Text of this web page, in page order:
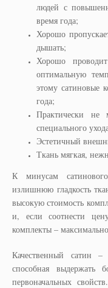
людей с
время года;
Хорошо
дышать;
Хорошо
оптимальную
этому сатиновые
года;
Практически не
специального
Эстетичный
Ткань мягкая,
К минусам
излишнюю гладкость
высокую стоимость
и, если соотнести
комплекты –
Качественный сатин
способная выдержать
первоначальных